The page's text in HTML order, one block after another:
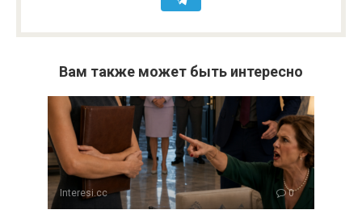
Вам также может быть интересно
Interesi.cc 0